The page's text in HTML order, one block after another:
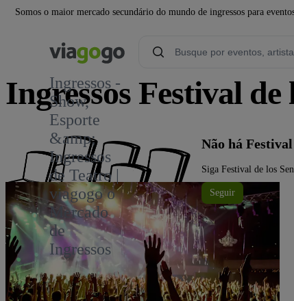
Somos o maior mercado secundário do mundo de ingressos para
Ingressos -
Show,
Esporte
&amp;
Ingressos
de Teatro |
viagogo o
Mercado
de
Ingressos
Ingressos Festival de
Não há
Siga Festival de los
Seguir